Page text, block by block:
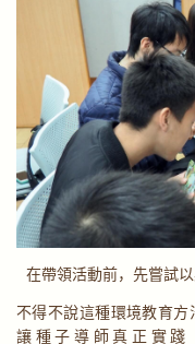
在帶領活動前，先嘗試
不得不說這種環境教育
讓種子導師真正實踐